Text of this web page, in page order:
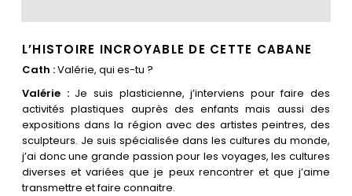
L’HISTOIRE INCROYABLE DE CETTE CABANE
Cath :Valérie, qui es-tu ?
Valérie :Je suis plasticienne, j’interviens pour faire des
activités plastiques auprès des enfants mais aussi des
expositions dans la région avec des artistes peintres, des
sculpteurs. Je suis spécialisée dans les cultures du monde,
j’ai donc une grande passion pour les voyages, les cultures
diverses et variées que je peux rencontrer et que j’aime
transmettre et faire connaitre.